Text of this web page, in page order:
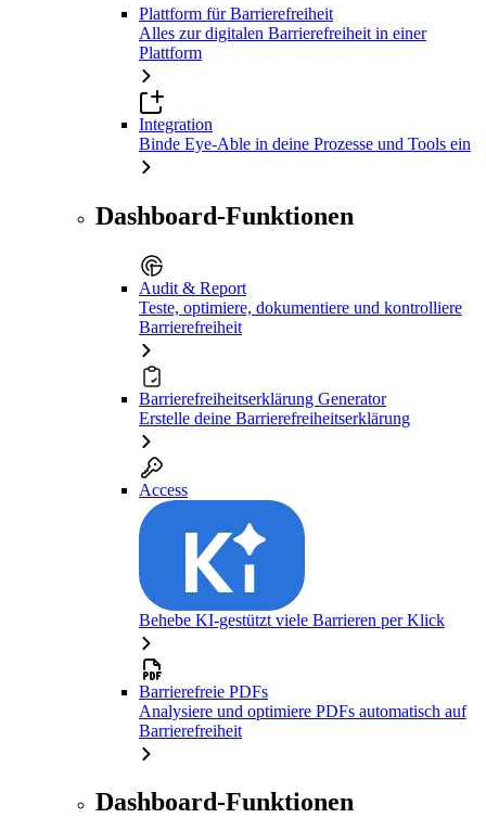
Plattform für Barrierefreiheit
Alles zur digitalen Barrierefreiheit in einer
Plattform
Integration
Binde Eye-Able in deine Prozesse und Tools ein
Dashboard-Funktionen
Audit & Report
Teste, optimiere, dokumentiere und kontrolliere
Barrierefreiheit
Barrierefreiheitserklärung Generator
Erstelle deine Barrierefreiheitserklärung
Access
Behebe KI-gestützt viele Barrieren per Klick
Barrierefreie PDFs
Analysiere und optimiere PDFs automatisch auf
Barrierefreiheit
Dashboard-Funktionen